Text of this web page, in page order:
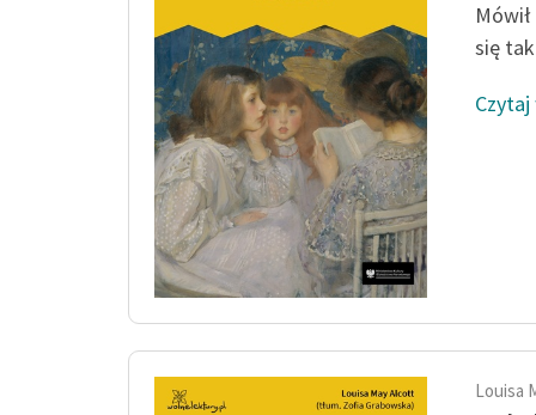
się
Louisa